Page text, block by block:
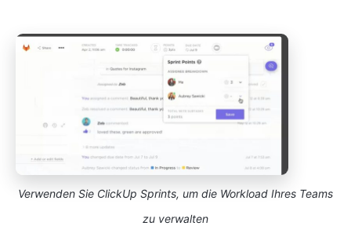
Verwenden Sie ClickUp Sprints, um die Workload Ihres Teams
zu verwalten